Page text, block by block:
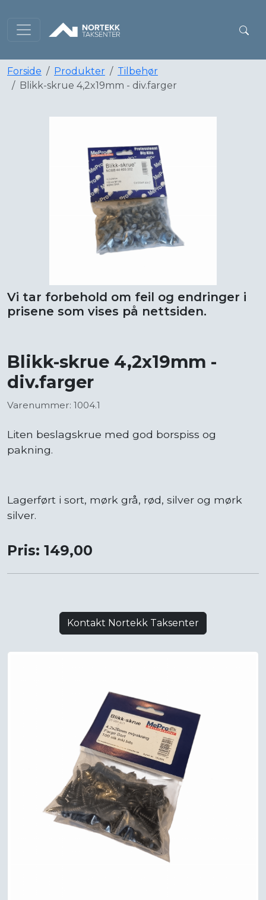
Forside Produkter
Tilbehør
Blikk-skrue 4,2x19mm - div.farger
Vi tar forbehold om feil og endringer i
prisene som vises på nettsiden.
Blikk-skrue 4,2x19mm -
div.farger
Varenummer: 1004.1
Liten beslagskrue med god borspiss og
pakning.
Lagerført i sort, mørk grå, rød, silver og mørk
silver.
Pris: 149,00
Kontakt Nortekk Taksenter